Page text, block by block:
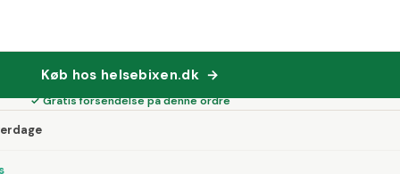
Køb hos helsebixen.dk →
✓ Gratis forsendelse på denne ordre